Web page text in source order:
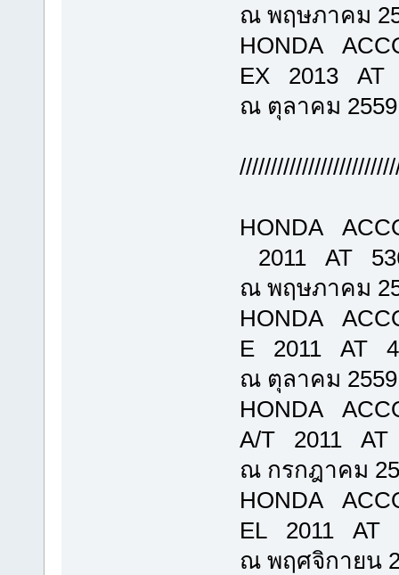
ณ พฤษภาคม
HONDA
EX 2013 AT
ณ ตุลาคม 2559
HONDA
2011 AT
ณ พฤษภาคม
HONDA
E 2011 AT
ณ ตุลาคม 2559
HONDA
A/T 2011 AT
ณ กรกฎาคม
HONDA
EL 2011 AT
ณ พฤศจิกายน